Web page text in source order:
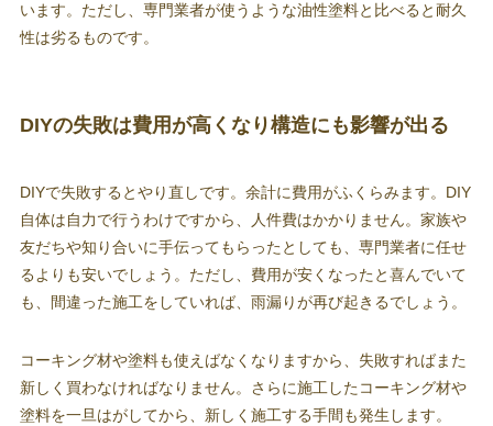
います。ただし、専門業者が使うような油性塗料と比べると耐久
性は劣るものです。
DIYの失敗は費用が高くなり構造にも影響が出る
DIYで失敗するとやり直しです。余計に費用がふくらみます。DIY
自体は自力で行うわけですから、人件費はかかりません。家族や
友だちや知り合いに手伝ってもらったとしても、専門業者に任せ
るよりも安いでしょう。ただし、費用が安くなったと喜んでいて
も、間違った施工をしていれば、雨漏りが再び起きるでしょう。
コーキング材や塗料も使えばなくなりますから、失敗すればまた
新しく買わなければなりません。さらに施工したコーキング材や
塗料を一旦はがしてから、新しく施工する手間も発生します。